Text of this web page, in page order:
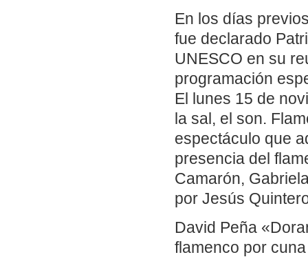
En los días
fue declarado
UNESCO en su
programación
El lunes 15 de
la sal, el son.
espectáculo que
presencia del
Camarón,
por Jesús
David Peña
flamenco por